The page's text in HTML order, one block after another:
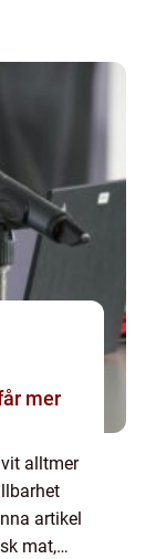
alltmer
artikel
mat,